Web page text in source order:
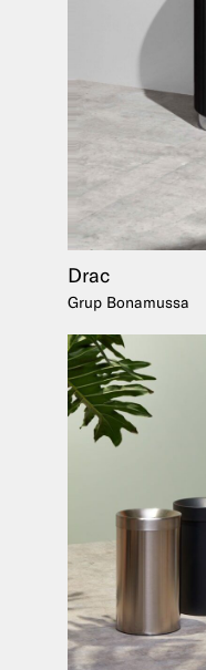
Drac
Grup Bonamussa